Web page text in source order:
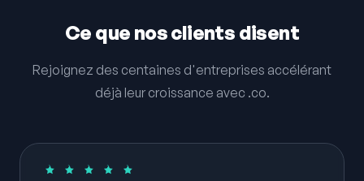
Ce que nos clients disent
Rejoignez des centaines d'entreprises accélérant
déjà leur croissance avec .co.